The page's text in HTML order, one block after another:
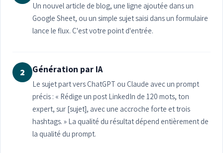
Un nouvel article de blog, une ligne ajoutée dans un
Google Sheet, ou un simple sujet saisi dans un formulaire
lance le flux. C'est votre point d'entrée.
2 Génération par IA
Le sujet part vers ChatGPT ou Claude avec un prompt
précis : « Rédige un post LinkedIn de 120 mots, ton
expert, sur [sujet], avec une accroche forte et trois
hashtags. » La qualité du résultat dépend entièrement de
la qualité du prompt.